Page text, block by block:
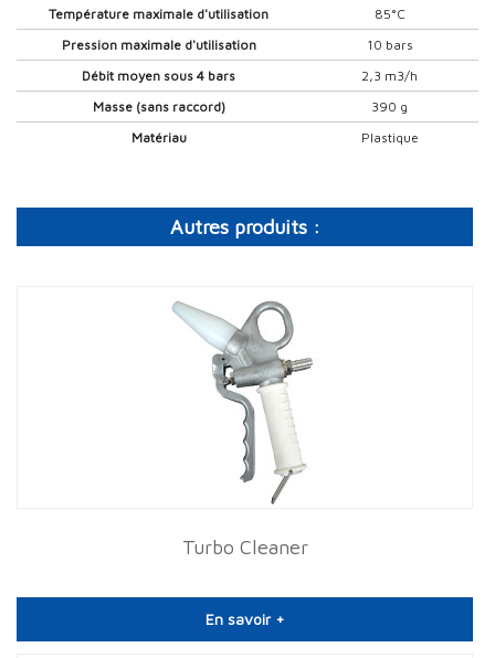
Température maximale d'utilisation
85°C
Pression maximale d'utilisation
10 bars
Débit moyen sous 4 bars
2,3 m3/h
Masse (sans raccord)
390 g
Matériau
Plastique
Autres produits :
Turbo Cleaner
En savoir +